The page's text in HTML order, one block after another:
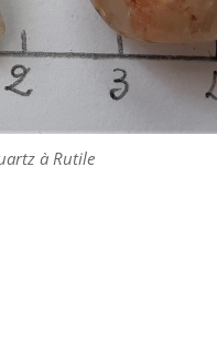
à Rutile
à Rutile
pendentif